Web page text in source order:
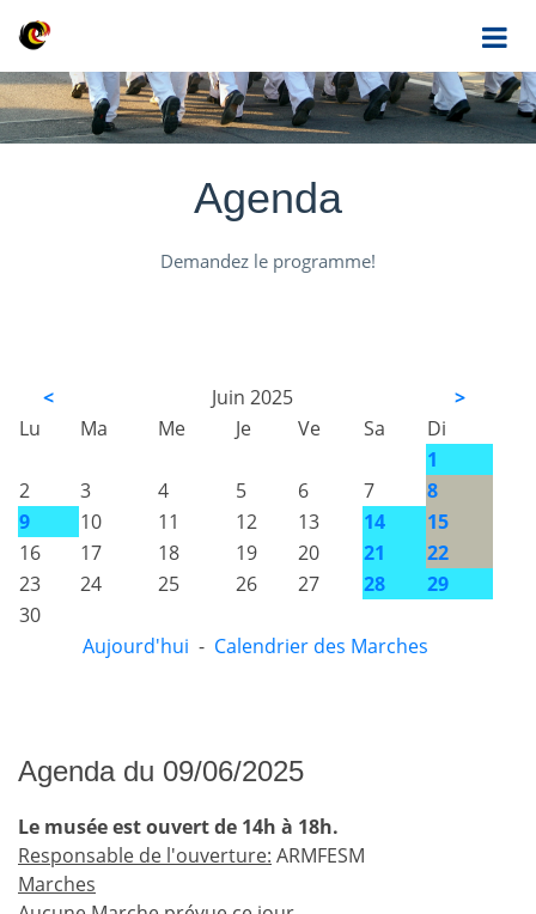
Agenda
Demandez le programme!
< Juin 2025
>
Lu
Ma Me Je Ve Sa
Di
1
2
3 4 5 6 7
8
9
10 11 12 13 14
15
16
17 18 19 20 21
22
23
24 25 26 27 28
29
30
Aujourd'hui - Calendrier des Marches
Agenda du 09/06/2025
Le musée est ouvert de 14h à 18h.
Responsable de l'ouverture: ARMFESM
Marches